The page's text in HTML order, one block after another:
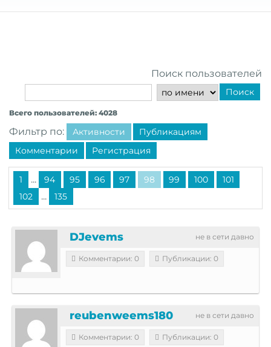
Поиск пользователей
Поиск
Всего пользователей: 4028
Фильтр по: Активности
Публикациям
Комментарии
Регистрация
1 ... 94 95 96 97 98 99 100
101
102
... 135
не в сети давно
DJevems
Комментарии: 0 Публикации: 0
не в сети давно
reubenweems180
Комментарии: 0 Публикации: 0